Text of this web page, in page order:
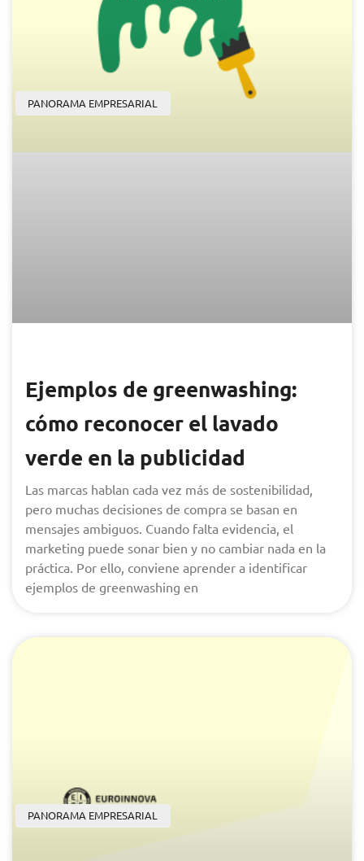
PANORAMA EMPRESARIAL
Ejemplos de greenwashing:
cómo reconocer el lavado
verde en la publicidad
Las marcas hablan cada vez más de sostenibilidad,
pero muchas decisiones de compra se basan en
mensajes ambiguos. Cuando falta evidencia, el
marketing puede sonar bien y no cambiar nada en la
práctica. Por ello, conviene aprender a identificar
ejemplos de greenwashing en
PANORAMA EMPRESARIAL